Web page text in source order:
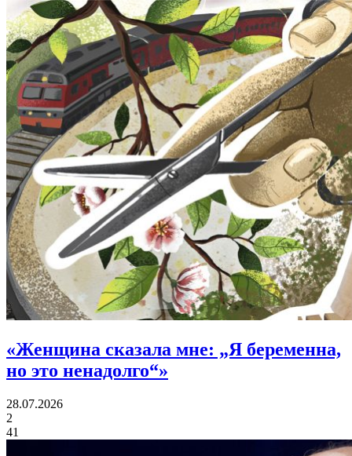
«Женщина сказала мне: „Я беременна,
но это ненадолго“»
28.07.2026
2
41